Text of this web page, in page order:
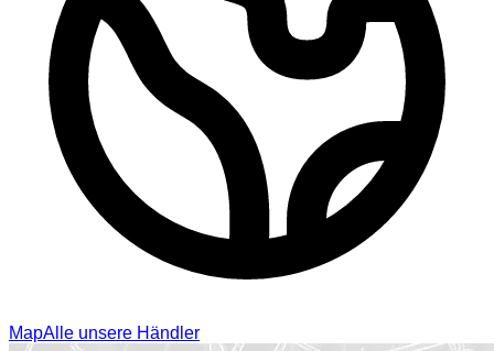
MapAlle unsere Händler